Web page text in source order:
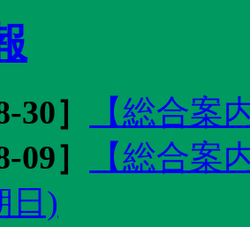
30］
【総合
09］
【総合
日)